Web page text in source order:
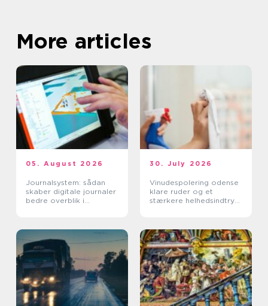
More articles
05. August 2026
Journalsystem: sådan
skaber digitale journaler
bedre overblik i
30. July 2026
Vinudespolering odense
klare ruder og et
stærkere helhedsindtryk